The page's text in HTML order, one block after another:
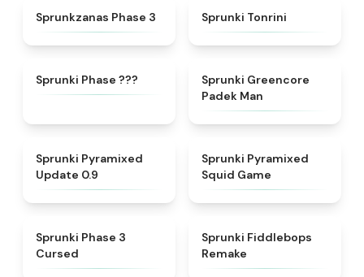
4.4
Sprunkzanas Phase 3 Sprunki Tonrini
★
Sprunki Phase ???
Sprunki Greencore
Padek Man
★
Sprunki Pyramixed
Update 0.9
★
Sprunki Pyramixed
Squid Game
Sprunki Phase 3
Cursed
Sprunki Fiddlebops
Remake